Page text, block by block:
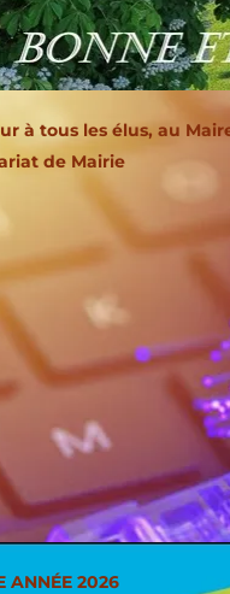
à tous les élus, au
de Mairie
ANNÉE 2026